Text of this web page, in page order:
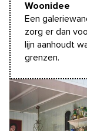
Woonidee
Een
zorg er dan
lijn aanhoudt
grenzen.